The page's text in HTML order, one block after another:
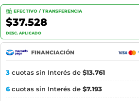
EFECTIVO / TRANSFERENCIA
$37.528
DESC. APLICADO
FINANCIACIÓN
3 cuotas sin Interés de $13.761
6cuotas sin Interés de $7.193